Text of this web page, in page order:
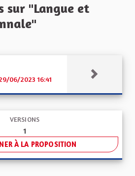
sur "Langue et
06/2023 16:41
VERSIONS
1
À LA PROPOSITION